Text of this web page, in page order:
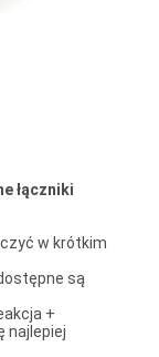
łączniki
w krótkim
są
+
najlepiej